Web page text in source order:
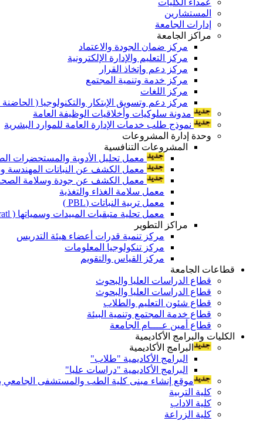
المستشارين
إدارات الجامعة
مراكز الجامعة
مركز ضمان الجودة والاعتماد
مركز التعليم والإدارة الإلكترونية
مركز دعم وإتخاذ القرار
مركز خدمة وتنمية المجتمع
مركز اللغات
مركز دعم وتسويق الإبتكار والتكنولوجيا ( الحاضنة
مدونة سلوكيات وأخلاقيات الوظيفة العامة
نموذج طلب خدمات الإدارة العامة للموارد البشرية
وحدة إدارة المشروعات
المشروعات التنافسية
معمل تحليل الأدوية والمستحضرات
معمل الكشف عن النباتات المهندسة
معمل الكشف عن جودة وسلامة الصحة
معمل سلامة الغذاء والتغذية
معمل تربية النباتات (PBL )
معمل تحلية متبقيات المبيدات وسمياتها ( Pratl )
مراكز التطوير
مركز تنمية قدرات أعضاء هيئة التدريس
مركز تنكولوجيا المعلومات
مركز القياس والتقويم
قطاعات الجامعة
قطاع الدراسات العليا والبحوث
قطاع الدراسات العليا والبحوث
قطاع شئون التعليم والطلاب
قطاع خدمة المجتمع وتنمية البيئة
قطاع أمين عــــام الجامعة
الكليات والبرامج الأكاديمية
البرامج الأكاديمية
البرامج الأكاديمية "طلاب"
البرامج الأكاديمية "دراسات عليا"
موقع إنشاء مبنى كلية الطب والمستشفى الجامعي
كلية التربية
كلية الاداب
كلية الزراعة